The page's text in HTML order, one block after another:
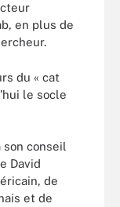
en plus de
du « cat
le socle
son conseil
David
de
et de